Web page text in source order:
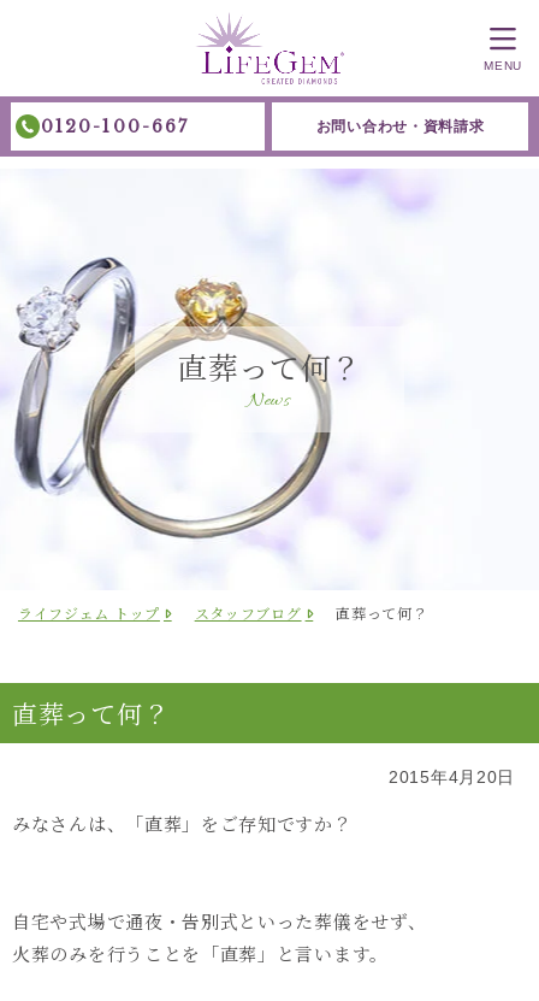
0120-100-667 お問い合わせ・資料請求
MENU
直葬って何？
News
ライフジェム トップ スタッフブログ 直葬って何？
直葬って何？
2015年4月20日
みなさんは、「直葬」をご存知ですか？
自宅や式場で通夜・告別式といった葬儀をせず、
火葬のみを行うことを「直葬」と言います。